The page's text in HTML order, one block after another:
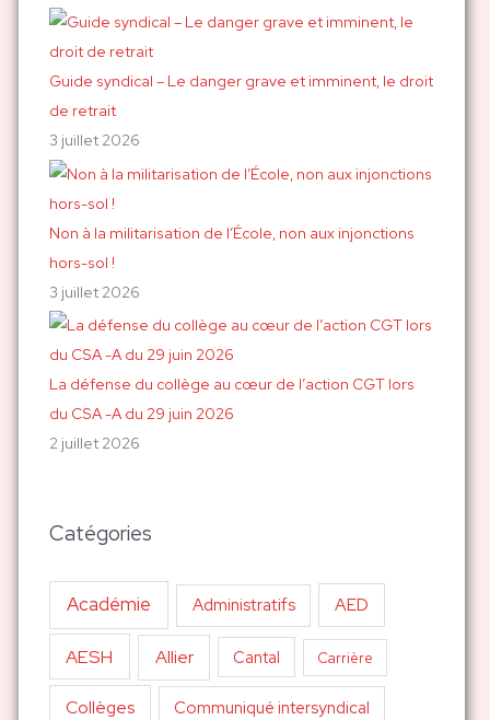
Guide syndical – Le danger grave et imminent, le droit
de retrait
3 juillet 2026
Non à la militarisation de l’École, non aux injonctions
hors-sol !
3 juillet 2026
La défense du collège au cœur de l’action CGT lors
du CSA -A du 29 juin 2026
2 juillet 2026
Catégories
Académie Administratifs AED
AESH Allier Cantal Carrière
Collèges Communiqué intersyndical